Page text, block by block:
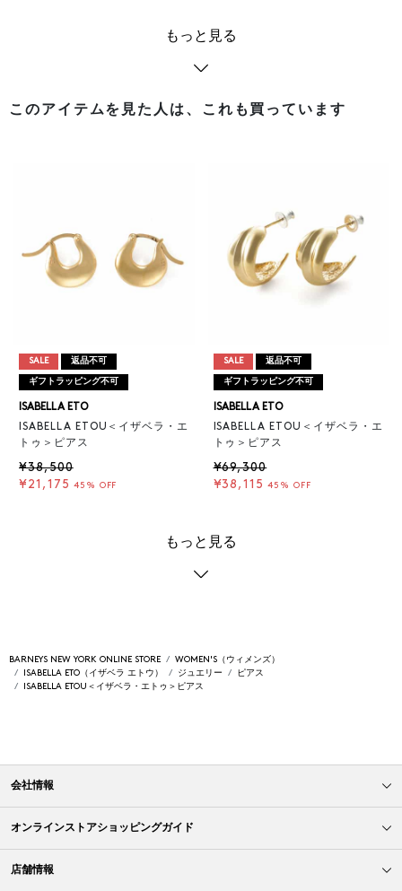
もっと見る
このアイテムを見た人は、これも買っています
SALE 返品不可
ギフトラッピング不可
ISABELLA ETO
ISABELLA ETOU＜イザベラ・エ
トゥ＞ピアス
¥38,500
¥21,175 45% OFF
SALE 返品不可
ギフトラッピング不可
ISABELLA ETO
ISABELLA ETOU＜イザベラ・エ
トゥ＞ピアス
¥69,300
¥38,115 45% OFF
もっと見る
BARNEYS NEW YORK ONLINE STORE
WOMEN'S（ウィメンズ）
ISABELLA ETO（イザベラ エトウ）
ジュエリー
ピアス
ISABELLA ETOU＜イザベラ・エトゥ＞ピアス
会社情報
オンラインストアショッピングガイド
店舗情報